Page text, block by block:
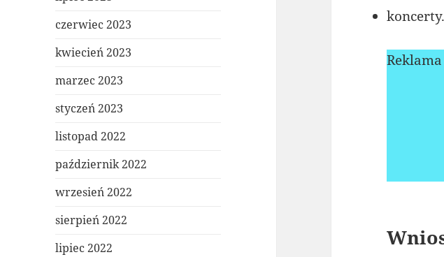
czerwiec 2023
kwiecień 2023
marzec 2023
styczeń 2023
listopad 2022
październik 2022
wrzesień 2022
sierpień 2022
lipiec 2022
koncerty.
Reklama